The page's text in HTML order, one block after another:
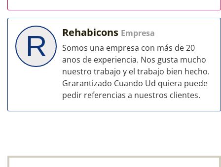
R Rehabicons Empresa
Somos una empresa con más de 20
anos de experiencia. Nos gusta mucho
nuestro trabajo y el trabajo bien hecho.
Grarantizado Cuando Ud quiera puede
pedir referencias a nuestros clientes.